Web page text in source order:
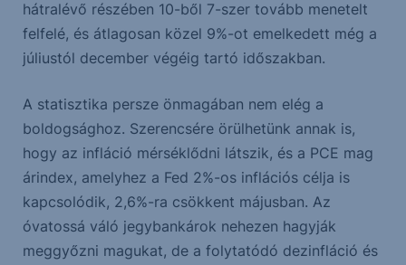
hátralévő részében 10-ből 7-szer tovább menetelt
felfelé, és átlagosan közel 9%-ot emelkedett még a
júliustól december végéig tartó időszakban.
A statisztika persze önmagában nem elég a
boldogsághoz. Szerencsére örülhetünk annak is,
hogy az infláció mérséklődni látszik, és a PCE mag
árindex, amelyhez a Fed 2%-os inflációs célja is
kapcsolódik, 2,6%-ra csökkent májusban. Az
óvatossá váló jegybankárok nehezen hagyják
meggyőzni magukat, de a folytatódó dezinfláció és